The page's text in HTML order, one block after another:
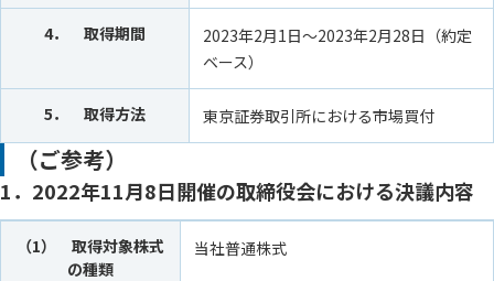
4． 取得期間
2023年2月1日～2023年2月28日（約定
ベース）
5． 取得方法 東京証券取引所における市場買付
（ご参考）
1．2022年11月8日開催の取締役会における決議内容
（1） 取得対象株式
の種類
当社普通株式